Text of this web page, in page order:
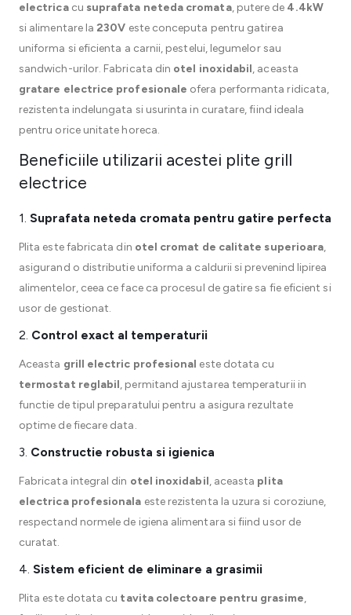
electricacu suprafata neteda cromata, putere de 4.4kW
si alimentare la 230V este conceputa pentru gatirea
uniforma si eficienta a carnii, pestelui, legumelor sau
sandwich-urilor. Fabricata din otel inoxidabil, aceasta
gratare electrice profesionale ofera performanta ridicata,
rezistenta indelungata si usurinta in curatare, fiind ideala
pentru orice unitate horeca.
Beneficiile utilizarii acestei plite grill
electrice
1. Suprafata neteda cromata pentru gatire perfecta
Plita este fabricata din otel cromat de calitate superioara,
asigurand o distributie uniforma a caldurii si prevenind lipirea
alimentelor, ceea ce face ca procesul de gatire sa fie eficient si
usor de gestionat.
2. Control exact al temperaturii
Aceasta grill electric profesional este dotata cu
termostat reglabil, permitand ajustarea temperaturii in
functie de tipul preparatului pentru a asigura rezultate
optime de fiecare data.
3. Constructie robusta si igienica
Fabricata integral din otel inoxidabil, aceasta plita
electrica profesionala este rezistenta la uzura si coroziune,
respectand normele de igiena alimentara si fiind usor de
curatat.
4. Sistem eficient de eliminare a grasimii
Plita este dotata cu tavita colectoare pentru grasime,